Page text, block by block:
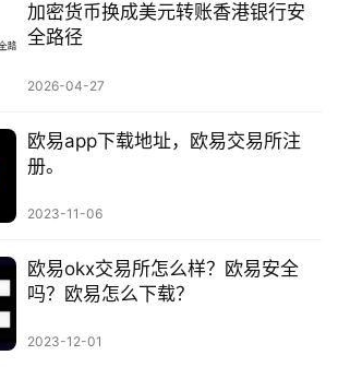
加密货币换成美元转账香港银行安
全路径
2026-04-27
欧易app下载地址，欧易交易所注
册。
2023-11-06
欧易okx交易所怎么样？欧易安全
吗？欧易怎么下载？
2023-12-01